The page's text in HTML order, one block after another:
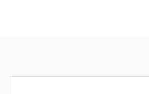
りは、こちら